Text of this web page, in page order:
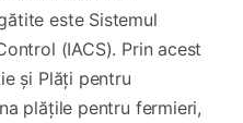
este Sistemul
(IACS). Prin acest
şi Plăţi pentru
plățile pentru fermieri,